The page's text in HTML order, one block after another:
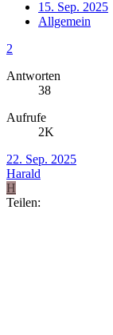
15. Sep. 2025
Allgemein
2
Antworten
38
Aufrufe
2K
22. Sep. 2025
Harald
H
Teilen: